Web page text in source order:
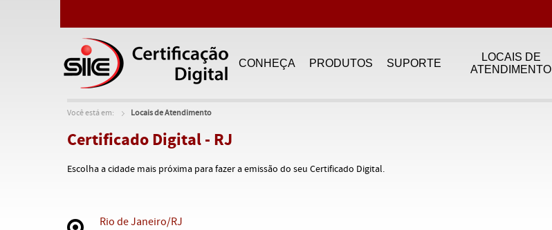
CONHEÇA PRODUTOS SUPORTE
LOCAIS DE
ATENDIMENTO
Você está em: Locais de Atendimento
Certificado Digital - RJ
Escolha a cidade mais próxima para fazer a emissão do seu Certificado Digital.
Rio de Janeiro/RJ